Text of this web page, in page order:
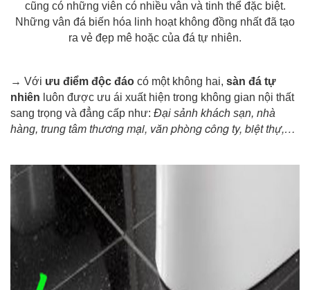
cũng có những viên có nhiều vân và tinh thể đặc biệt.
Những vân đá biến hóa linh hoạt không đồng nhất đã tạo
ra vẻ đẹp mê hoặc của đá tự nhiên.
→ Với ưu điểm độc đáo có một không hai, sàn đá tự
nhiên luôn được ưu ái xuất hiện trong không gian nội thất
sang trọng và đẳng cấp như: Đại sảnh khách sạn, nhà
hàng, trung tâm thương mại, văn phòng công ty, biệt thự,…